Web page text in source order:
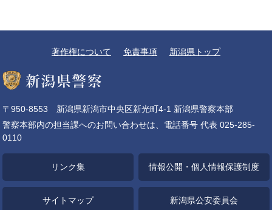
著作権について 免責事項 新潟県トップ
〒950-8553 新潟県新潟市中央区新光町4-1 新潟県警察本部
警察本部内の担当課へのお問い合わせは、電話番号 代表 025-285-
0110
リンク集 情報公開・個人情報保護制度
サイトマップ 新潟県公安委員会